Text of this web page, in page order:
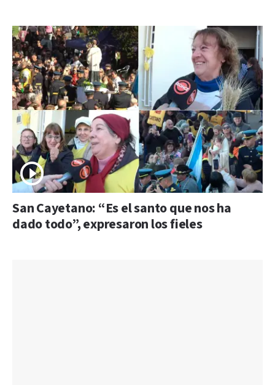
San Cayetano: “Es el santo que nos ha
dado todo”, expresaron los fieles